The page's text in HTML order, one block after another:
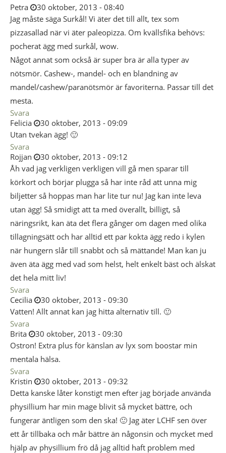
Petra
30 oktober, 2013 - 08:40
Jag måste säga Surkål! Vi äter det till allt, tex som
pizzasallad när vi äter paleopizza. Om kvällsfika behövs:
pocherat ägg med surkål, wow.
Något annat som också är super bra är alla typer av
nötsmör. Cashew-, mandel- och en blandning av
mandel/cashew/paranötsmör är favoriterna. Passar till det
mesta.
Svara
Felicia
30 oktober, 2013 - 09:09
Utan tvekan ägg! 🙂
Svara
Rojjan
30 oktober, 2013 - 09:12
Åh vad jag verkligen verkligen vill gå men sparar till
körkort och börjar plugga så har inte råd att unna mig
biljetter så hoppas man har lite tur nu! Jag kan inte leva
utan ägg! Så smidigt att ta med överallt, billigt, så
näringsrikt, kan äta det flera gånger om dagen med olika
tillagningsätt och har alltid ett par kokta ägg redo i kylen
när hungern slår till snabbt och så mättande! Man kan ju
även äta ägg med vad som helst, helt enkelt bäst och älskat
det hela mitt liv!
Svara
Cecilia
30 oktober, 2013 - 09:30
Vatten! Allt annat kan jag hitta alternativ till. 🙂
Svara
Brita
30 oktober, 2013 - 09:30
Ostron! Extra plus för känslan av lyx som boostar min
mentala hälsa.
Svara
Kristin
30 oktober, 2013 - 09:32
Detta kanske låter konstigt men efter jag började använda
physillium har min mage blivit så mycket bättre, och
fungerar äntligen som den ska! 🙂 Jag äter LCHF sen över
ett år tillbaka och mår bättre än någonsin och mycket med
hjälp av physillium frö då jag alltid haft problem med